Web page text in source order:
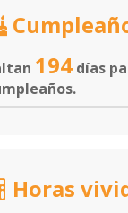
194 días
Horas